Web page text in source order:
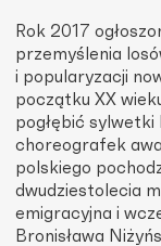
Rok 2017
przemyślenia
i popularyzacji
początku XX
pogłębić
choreografek
polskiego
dwudziestolecia
emigracyjna i
Bronisława